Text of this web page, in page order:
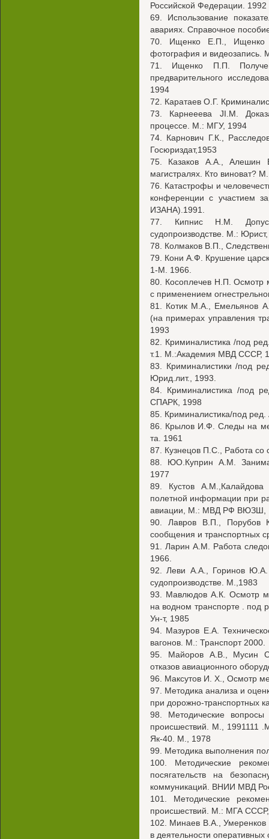
Российской Федерации. 1992
69. Использование
авариях. Справочное
70. Ищенко Е.П., Ищенко
фотография и видеозапись.
71. Ищенко П.П.
предварительного
1994
72. Каратаев О.Г.
73. Карнееева JI.M.
процессе. М.: МГУ, 1994
74. Карнович Г.К.,
Госюриздат,1953
75. Казаков A.A., Алешин
магистралях. Кто виноват?
76. Катастрофы и
конференции с участием
ИЗАНА).1991.
77. Кипнис Н.М.
судопроизводстве. М.:
78. Колмаков В.П.,
79. Кони А.Ф. Крушение
1-М. 1966.
80. Косоплечев Н.П. Осмотр
с применением
81. Котик М.А., Емельянов
(на примерах управления
1993
82. Криминалистика /под
т.1. М.:Академия МВД СССР,
83. Криминалистики /под
Юрид.лит., 1993.
84. Криминалистика /под
СПАРК, 1998
85. Криминалистика/под
86. Крылов И.Ф. Следы на
та. 1961
87. Кузнецов П.С., Работа
88. ЮО.Куприн A.M.
1977
89. Кустов А.М.,Калайдова
полетной информации при
авиации, М.: МВД РФ ВЮЗШ,
90. Лавров В.П., Порубов
сообщения и
91. Ларин A.M. Работа
1966.
92. Леви A.A., Горинов Ю.А.
судопроизводстве. М.,1983
93. Мавлюдов А.К. Осмотр
на водном транспорте . под
Ун-т, 1985
94. Мазуров Е.А.
вагонов. М.: Транспорт 2000.
95. Майоров A.B., Мусин
отказов авиационного
96. Максутов И. X., Осмотр
97. Методика анализа и
при дорожно-транспортных
98. Методические
происшествий. М., 1991111
Як-40. М., 1978
99. Методика выполнения
100. Методические
посягательств на
коммуникаций. ВНИИ МВД
101. Методические
происшествий. М.: МГА
102. Минаев В.А., Умеренков
в деятельности